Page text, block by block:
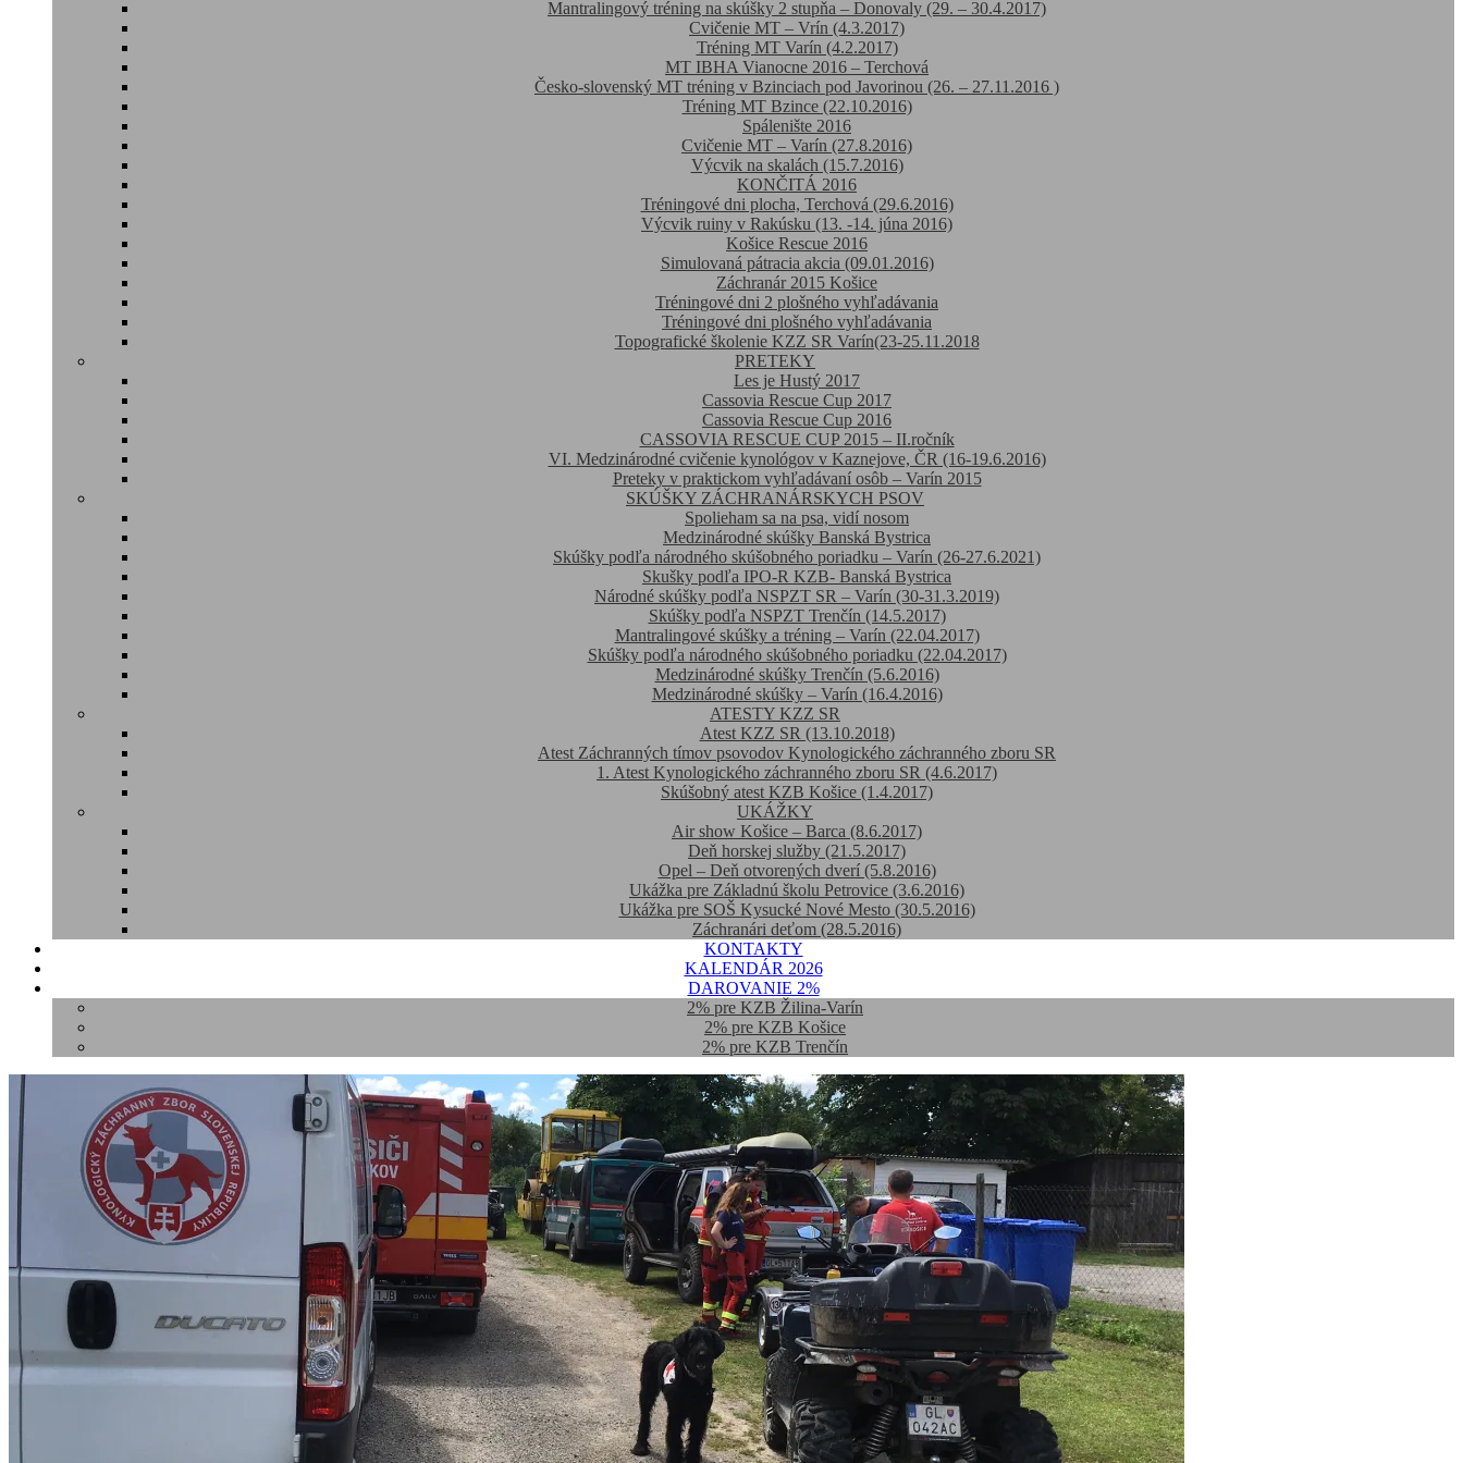
Mantralingový tréning na skúšky 2 stupňa – Donovaly (29. – 30.4.2017)
Cvičenie MT – Vrín (4.3.2017)
Tréning MT Varín (4.2.2017)
MT IBHA Vianocne 2016 – Terchová
Česko-slovenský MT tréning v Bzinciach pod Javorinou (26. – 27.11.2016 )
Tréning MT Bzince (22.10.2016)
Spálenište 2016
Cvičenie MT – Varín (27.8.2016)
Výcvik na skalách (15.7.2016)
KONČITÁ 2016
Tréningové dni plocha, Terchová (29.6.2016)
Výcvik ruiny v Rakúsku (13. -14. júna 2016)
Košice Rescue 2016
Simulovaná pátracia akcia (09.01.2016)
Záchranár 2015 Košice
Tréningové dni 2 plošného vyhľadávania
Tréningové dni plošného vyhľadávania
Topografické školenie KZZ SR Varín(23-25.11.2018
PRETEKY
Les je Hustý 2017
Cassovia Rescue Cup 2017
Cassovia Rescue Cup 2016
CASSOVIA RESCUE CUP 2015 – II.ročník
VI. Medzinárodné cvičenie kynológov v Kaznejove, ČR (16-19.6.2016)
Preteky v praktickom vyhľadávaní osôb – Varín 2015
SKÚŠKY ZÁCHRANÁRSKYCH PSOV
Spolieham sa na psa, vidí nosom
Medzinárodné skúšky Banská Bystrica
Skúšky podľa národného skúšobného poriadku – Varín (26-27.6.2021)
Skušky podľa IPO-R KZB- Banská Bystrica
Národné skúšky podľa NSPZT SR – Varín (30-31.3.2019)
Skúšky podľa NSPZT Trenčín (14.5.2017)
Mantralingové skúšky a tréning – Varín (22.04.2017)
Skúšky podľa národného skúšobného poriadku (22.04.2017)
Medzinárodné skúšky Trenčín (5.6.2016)
Medzinárodné skúšky – Varín (16.4.2016)
ATESTY KZZ SR
Atest KZZ SR (13.10.2018)
Atest Záchranných tímov psovodov Kynologického záchranného zboru SR
1. Atest Kynologického záchranného zboru SR (4.6.2017)
Skúšobný atest KZB Košice (1.4.2017)
UKÁŽKY
Air show Košice – Barca (8.6.2017)
Deň horskej služby (21.5.2017)
Opel – Deň otvorených dverí (5.8.2016)
Ukážka pre Základnú školu Petrovice (3.6.2016)
Ukážka pre SOŠ Kysucké Nové Mesto (30.5.2016)
Záchranári deťom (28.5.2016)
KONTAKTY
KALENDÁR 2026
DAROVANIE 2%
2% pre KZB Žilina-Varín
2% pre KZB Košice
2% pre KZB Trenčín